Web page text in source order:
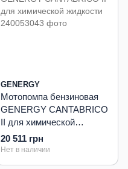
GENERGY
Мотопомпа бензиновая
GENERGY CANTABRICO
II для химической
жидкости
20 511 грн
Нет в наличии